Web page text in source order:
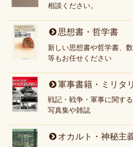
相談ください。
思想書・哲学書
新しい思想書や哲学書、
等もお任せください
軍事書籍・ミリタ
戦記・戦争・軍事に関す
写真集や雑誌
オカルト・神秘主